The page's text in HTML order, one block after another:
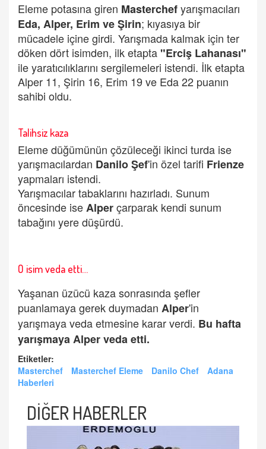
Eleme potasına giren Masterchefyarışmacıları
Eda, Alper, Erim ve Şirin; kıyasıya bir
mücadele içine girdi. Yarışmada kalmak için ter
döken dört isimden, ilk etapta "Erciş Lahanası"
ile yaratıcılıklarını sergilemeleri istendi. İlk etapta
Alper 11, Şirin 16, Erim 19 ve Eda 22 puanın
sahibi oldu.
Talihsiz kaza
Eleme düğümünün çözüleceği ikinci turda ise
yarışmacılardan Danilo Şef'in özel tarifi Frienze
yapmaları istendi.
Yarışmacılar tabaklarını hazırladı. Sunum
öncesinde iseAlperçarparak kendi sunum
tabağını yere düşürdü.
O isim veda etti…
Yaşanan üzücü kaza sonrasında şefler
puanlamaya gerek duymadan Alper'in
yarışmaya veda etmesine karar verdi. Bu hafta
yarışmaya Alper veda etti.
Etiketler:
Masterchef
Masterchef Eleme Danilo Chef
Adana
Haberleri
DİĞER HABERLER